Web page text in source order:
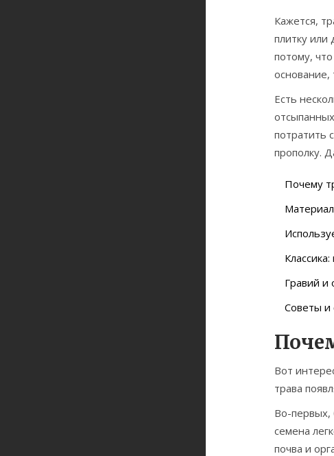
Кажется,
плитку или
потому,
основание,
Есть
потратить
прополку.
Почему
Гравий и
Советы и
Вот
трава
Во-первых,
семена
почва и